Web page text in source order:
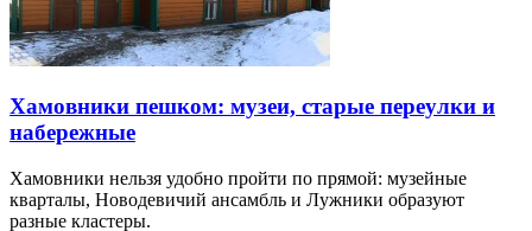
Хамовники пешком: музеи, старые переулки и
набережные
Хамовники нельзя удобно пройти по прямой: музейные
кварталы, Новодевичий ансамбль и Лужники образуют
разные кластеры.